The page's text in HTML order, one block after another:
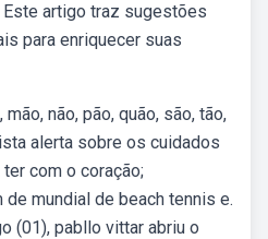
Este artigo traz sugestões
para enriquecer suas
mão, não, pão, quão, são, tão,
alerta sobre os cuidados
com o coração;
mundial de beach tennis e.
(01), pabllo vittar abriu o